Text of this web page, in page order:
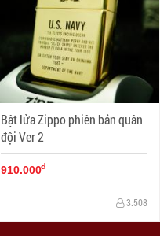
Bật lửa Zippo phiên bản quân
đội Ver 2
910.000đ
3.508